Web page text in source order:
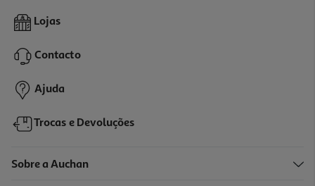
Queijo Paiva Flamengo Fatias Redondas 180g
2,59 €
Lojas
Contacto
Ajuda
Trocas e Devoluções
Sobre a Auchan